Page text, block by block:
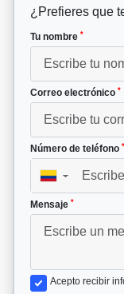
¿Prefieres que
Tu nombre *
Correo electrónico *
Número de teléfono *
▼
Mensaje *
Acepto recibir